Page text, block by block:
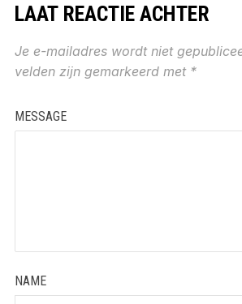
LAAT REACTIE ACHTER
Je e-mailadres wordt niet
velden zijn gemarkeerd met *
MESSAGE
NAME